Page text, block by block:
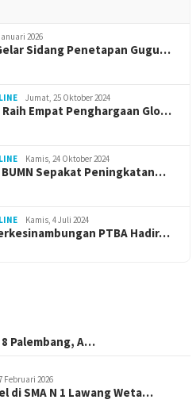
2026
Sidang Penetapan Gugu…
Jumat, 25 Oktober 2024
Raih Empat Penghargaan Glo…
Kamis, 24 Oktober 2024
Sepakat Peningkatan…
Kamis, 4 Juli 2024
PTBA Hadir…
8 Palembang, A…
Februari 2026
di SMA N 1 Lawang Weta…